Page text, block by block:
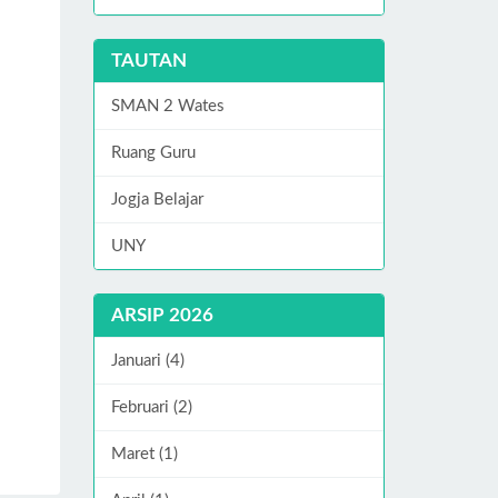
TAUTAN
SMAN 2 Wates
Ruang Guru
Jogja Belajar
UNY
ARSIP 2026
Januari (4)
Februari (2)
Maret (1)